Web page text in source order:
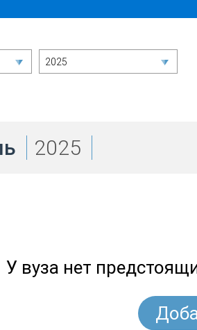
2025
2025
У вуза нет